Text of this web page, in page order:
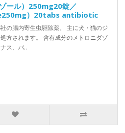
ール）250mg20錠／
）20tabs antibiotic
社の腸内寄生虫駆除薬。 主に犬・猫のジ
方されます。 含有成分のメトロニダゾ
ス、バ..